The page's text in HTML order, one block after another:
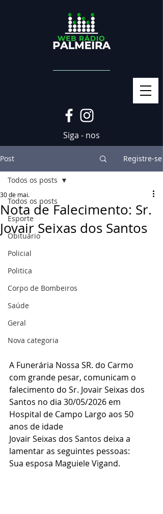
Siga - nos
Post Registre-se
Todos os posts
Esporte
Obituário
Policial
Politica
Corpo de Bombeiros
Saúde
Geral
Nova categoria
Todos os posts
Nota de Falecimento: Sr.
Jovair Seixas dos Santos
30 de mai.
A Funerária Nossa SR. do Carmo
com grande pesar, comunicam o
falecimento do Sr. Jovair Seixas dos
Santos no dia 30/05/2026 em
Hospital de Campo Largo aos 50
anos de idade
Jovair Seixas dos Santos deixa a
lamentar as seguintes pessoas:
Sua esposa Maguiele Vigand.